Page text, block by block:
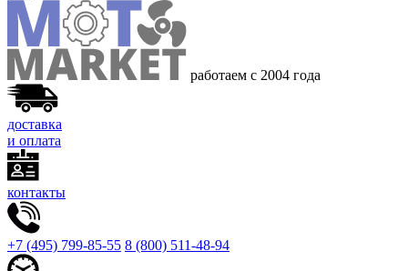
работаем с 2004 года
доставка
и оплата
контакты
+7 (495) 799-85-55 8 (800) 511-48-94